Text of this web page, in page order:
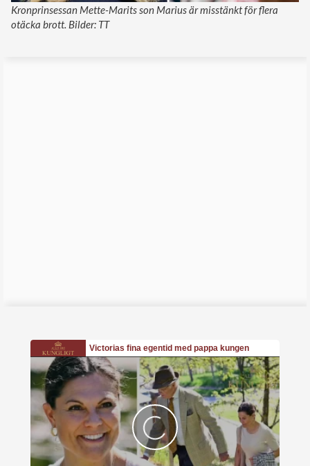
Kronprinsessan Mette-Marits son Marius är misstänkt för flera
otäcka brott. Bilder: TT